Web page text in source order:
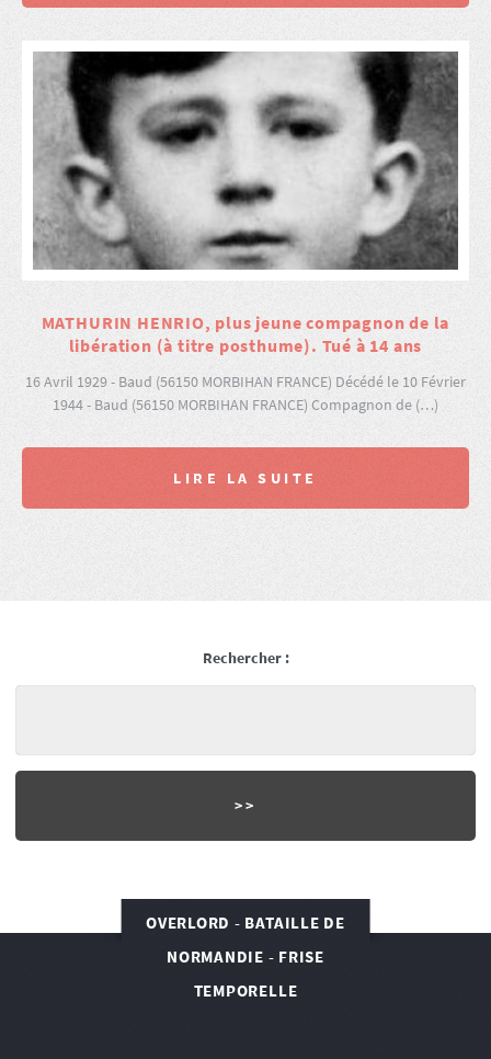
MATHURIN HENRIO, plus jeune compagnon de la
libération (à titre posthume). Tué à 14 ans
16 Avril 1929 - Baud (56150 MORBIHAN FRANCE) Décédé le 10 Février
1944 - Baud (56150 MORBIHAN FRANCE) Compagnon de (…)
LIRE LA SUITE
Rechercher :
OVERLORD - BATAILLE DE
NORMANDIE - FRISE
TEMPORELLE